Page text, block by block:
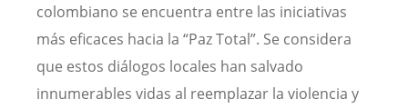
colombiano se encuentra entre las iniciativas
más eficaces hacia la “Paz Total”. Se considera
que estos diálogos locales han salvado
innumerables vidas al reemplazar la violencia y